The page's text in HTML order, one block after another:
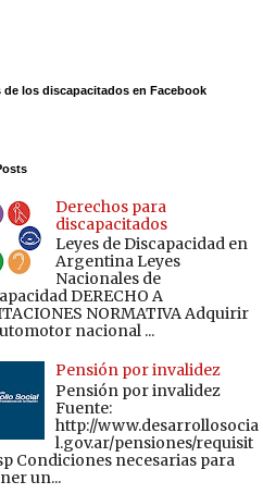
de los discapacitados en Facebook
Derechos para
discapacitados
Leyes de Discapacidad en
Argentina Leyes
Nacionales de
DERECHO A
NORMATIVA Adquirir
nacional ...
Pensión por invalidez
Pensión por invalidez
Fuente:
http://www.desarrollosocia
l.gov.ar/pensiones/requisit
Condiciones necesarias para
un...